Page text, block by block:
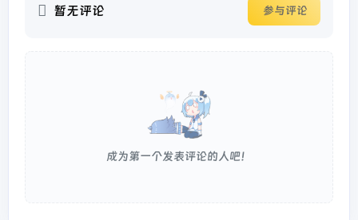
暂无评论 参与评论
成为第一个发表评论的人吧！